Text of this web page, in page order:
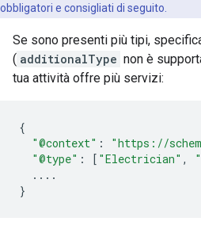
obbligatori e consigliati di seguito.
Se sono presenti più tipi,
( additionalType non è
tua attività offre più servizi:
{
"@context" : "https://
"@type" : [ "Electrician" ,
... .
}